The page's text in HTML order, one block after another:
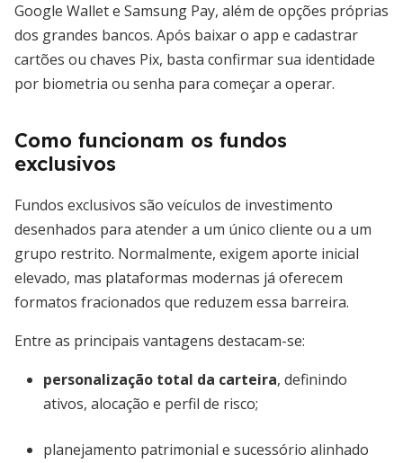
Google Wallet e Samsung Pay, além de opções próprias
dos grandes bancos. Após baixar o app e cadastrar
cartões ou chaves Pix, basta confirmar sua identidade
por biometria ou senha para começar a operar.
Como funcionam os fundos
exclusivos
Fundos exclusivos são veículos de investimento
desenhados para atender a um único cliente ou a um
grupo restrito. Normalmente, exigem aporte inicial
elevado, mas plataformas modernas já oferecem
formatos fracionados que reduzem essa barreira.
Entre as principais vantagens destacam-se:
personalização total da carteira, definindo
ativos, alocação e perfil de risco;
planejamento patrimonial e sucessório alinhado